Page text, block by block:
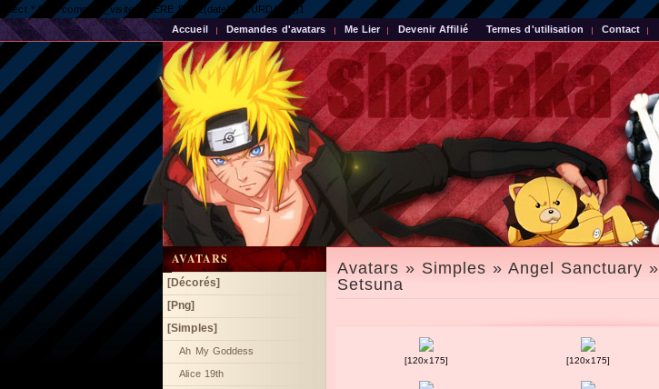
select * from compteur_visite WHERE DATE(date) = CURDATE()1
Accueil
Demandes d'avatars Me Lier Devenir Affilié Termes d'utilisation Contact
AVATARS
[Décorés]
[Png]
[Simples]
Ah My Goddess
Alice 19th
Avatars » Simples » Angel Sanctuary »
Setsuna
[120x175] [120x175]